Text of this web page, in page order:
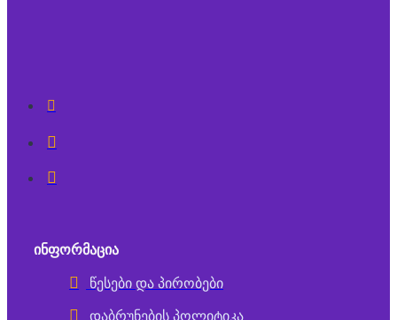
ᲘᲜᲤᲝᲠᲛᲐᲪᲘᲐ
წესები და პირობები
დაბრუნების პოლიტიკა